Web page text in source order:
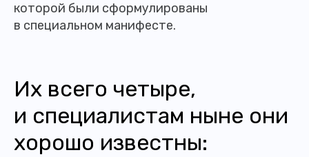
которой были сформулированы
в специальном манифесте.
Их всего четыре,
и специалистам ныне они
хорошо известны: